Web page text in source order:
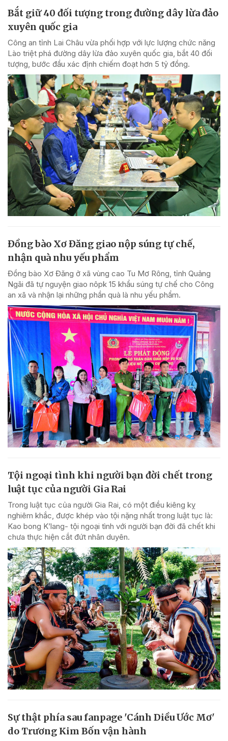
Bắt giữ 40 đối tượng trong đường dây lừa đảo
xuyên quốc gia
Công an tỉnh Lai Châu vừa phối hợp với lực lượng chức năng
Lào triệt phá đường dây lừa đảo xuyên quốc gia, bắt 40 đối
tượng, bước đầu xác định chiếm đoạt hơn 5 tỷ đồng.
Đồng bào Xơ Đăng giao nộp súng tự chế,
nhận quà nhu yếu phẩm
Đồng bào Xơ Đăng ở xã vùng cao Tu Mơ Rông, tỉnh Quảng
Ngãi đã tự nguyện giao nôpk 15 khẩu súng tự chế cho Công
an xã và nhận lại những phần quà là nhu yếu phẩm.
Tội ngoại tình khi người bạn đời chết trong
luật tục của người Gia Rai
Trong luật tục của người Gia Rai, có một điều kiêng kỵ
nghiêm khắc, được khép vào tội nặng nhất trong luật tục là:
Kao bong K’lang- tội ngoại tình với người bạn đời đã chết khi
chưa thực hiện cắt đứt nhân duyên.
Sự thật phía sau fanpage 'Cánh Diều Ước Mơ'
do Trương Kim Bốn vận hành